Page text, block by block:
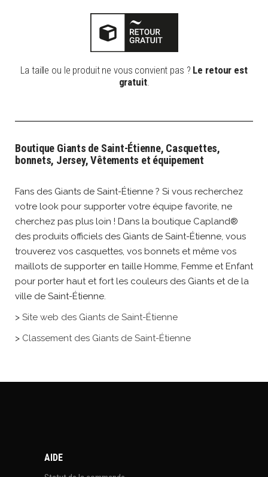
La taille ou le produit ne vous convient pas ? Le retour est
gratuit.
Boutique Giants de Saint-Étienne, Casquettes,
bonnets, Jersey, Vêtements et équipement
Fans des Giants de Saint-Étienne ? Si vous recherchez
votre look pour supporter votre équipe favorite, ne
cherchez pas plus loin ! Dans la boutique Capland®
des produits officiels des Giants de Saint-Étienne, vous
trouverez vos casquettes, vos bonnets et même vos
maillots de supporter en taille Homme, Femme et Enfant
pour porter haut et fort les couleurs des Giants et de la
ville de Saint-Étienne.
> Site web des Giants de Saint-Étienne
> Classement des Giants de Saint-Étienne
AIDE